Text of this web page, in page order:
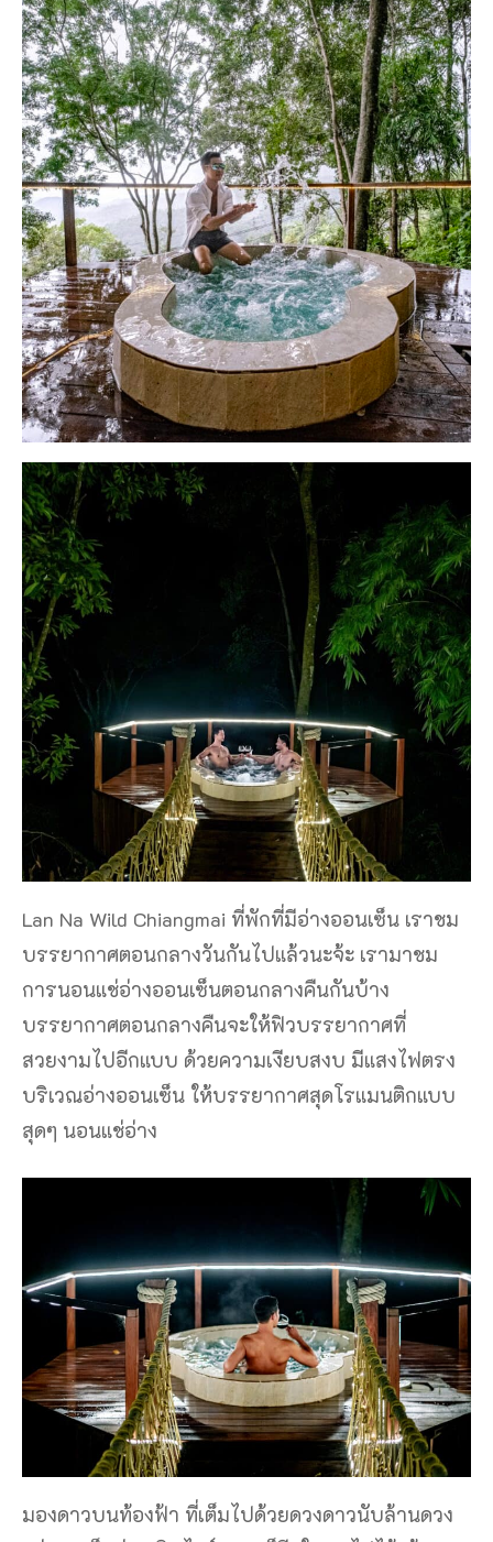
Lan Na Wild Chiangmai ที่พักที่มีอ่างออนเซ็น เราชม
บรรยากาศตอนกลางวันกันไปแล้วนะจ้ะ เรามาชม
การนอนแช่อ่างออนเซ็นตอนกลางคืนกันบ้าง
บรรยากาศตอนกลางคืนจะให้ฟิวบรรยากาศที่
สวยงามไปอีกแบบ ด้วยความเงียบสงบ มีแสงไฟตรง
บริเวณอ่างออนเซ็น ให้บรรยากาศสุดโรแมนติกแบบ
สุดๆ นอนแช่อ่าง
มองดาวบนท้องฟ้า ที่เต็มไปด้วยดวงดาวนับล้านดวง